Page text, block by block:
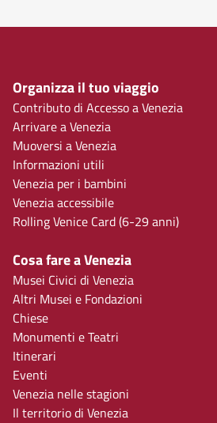
Organizza il tuo viaggio
Contributo di Accesso a Venezia
Arrivare a Venezia
Muoversi a Venezia
Informazioni utili
Venezia per i bambini
Venezia accessibile
Rolling Venice Card (6-29 anni)
Cosa fare a Venezia
Musei Civici di Venezia
Altri Musei e Fondazioni
Chiese
Monumenti e Teatri
Itinerari
Eventi
Venezia nelle stagioni
Il territorio di Venezia